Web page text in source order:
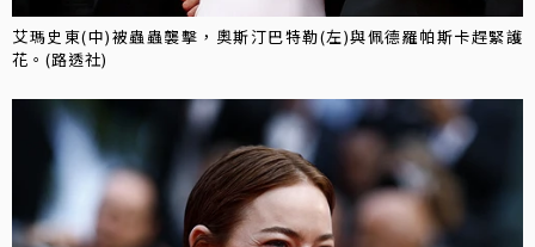
艾瑪史東(中)被蟲蟲襲擊，奧斯汀巴特勒(左)與佩德羅帕斯卡趕緊護
花。(路透社)